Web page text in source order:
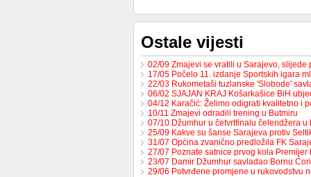
Ostale vijesti
02/09 Zmajevi se vratili u Sarajevo,
17/05 Počelo 11. izdanje Sportskih igara
22/03 Rukometaši tuzlanske 'Slobode'
06/02 SJAJAN KRAJ Košarkašice BiH
04/12 Karačić: Želimo odigrati kvalitetno i
10/11 Zmajevi odradili trening u Butmiru
07/10 Džumhur u četvrtfinalu čelendžera u
25/09 Kakve su šanse Sarajeva protiv
31/07 Općina zvanično predložila FK
27/07 Poznate satnice prvog kola
23/07 Damir Džumhur savladao Bornu
29/06 Potvrđene promjene u rukovodstvu